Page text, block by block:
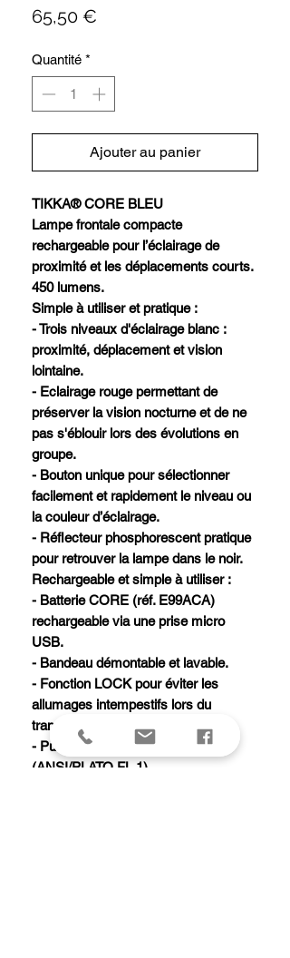
65,50 €
Quantité *
Ajouter au panier
TIKKA® CORE BLEU
Lampe frontale compacte
rechargeable pour l’éclairage de
proximité et les déplacements courts.
450 lumens.
Simple à utiliser et pratique :
- Trois niveaux d'éclairage blanc :
proximité, déplacement et vision
lointaine.
- Eclairage rouge permettant de
préserver la vision nocturne et de ne
pas s'éblouir lors des évolutions en
groupe.
- Bouton unique pour sélectionner
facilement et rapidement le niveau ou
la couleur d’éclairage.
- Réflecteur phosphorescent pratique
pour retrouver la lampe dans le noir.
Rechargeable et simple à utiliser :
- Batterie CORE (réf. E99ACA)
rechargeable via une prise micro
USB.
- Bandeau démontable et lavable.
- Fonction LOCK pour éviter les
allumages intempestifs lors du
transport/stockage.
- Puissance : 450 lumens
(ANSI/PLATO FL 1).